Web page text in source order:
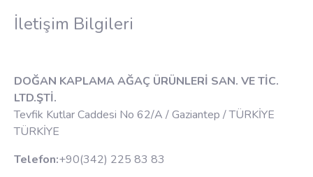
İletişim Bilgileri
DOĞAN KAPLAMA AĞAÇ ÜRÜNLERİ SAN. VE TİC.
LTD.ŞTİ.
Tevfik Kutlar Caddesi No 62/A / Gaziantep / TÜRKİYE
TÜRKİYE
Telefon:+90(342) 225 83 83